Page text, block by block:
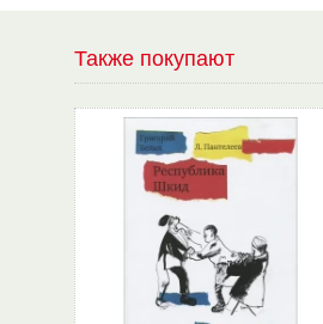
Также покупают